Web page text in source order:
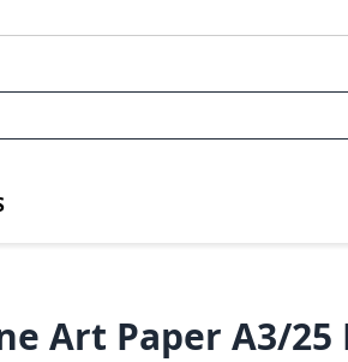
Art Paper A3/